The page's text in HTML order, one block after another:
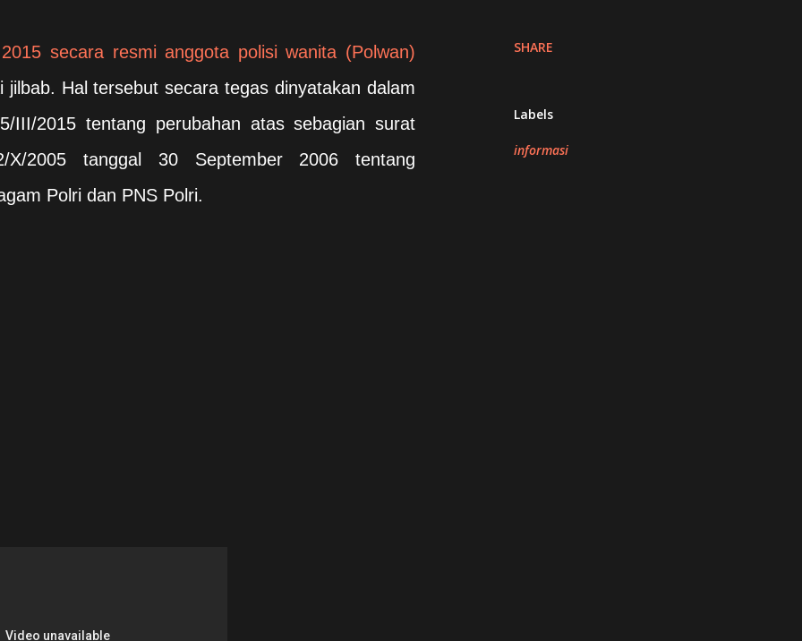
secara resmi anggota polisi wanita (Polwan)
jilbab. Hal tersebut secara tegas dinyatakan dalam
III/2015 tentang perubahan atas sebagian surat
X/2005 tanggal 30 September 2006 tentang
Polri dan PNS Polri.
SHARE
Labels
informasi